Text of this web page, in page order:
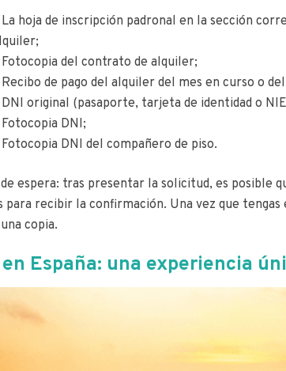
La hoja de inscripción padronal en la sección
Fotocopia del contrato de alquiler;
Recibo de pago del alquiler del mes en curso o
DNI original (pasaporte, tarjeta de identidad o
Fotocopia DNI;
Fotocopia DNI del compañero de piso.
espera: tras presentar la solicitud, es posible
para recibir la confirmación. Una vez que tengas
copia.
España: una experiencia